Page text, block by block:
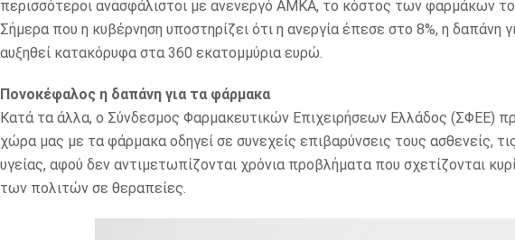
περισσότεροι ανασφάλιστοι με ανενεργό ΑΜΚΑ, το κόστος των φαρμάκων
Σήμερα που η κυβέρνηση υποστηρίζει ότι η ανεργία έπεσε στο 8%, η
αυξηθεί κατακόρυφα στα 360 εκατομμύρια ευρώ.
Πονοκέφαλος η δαπάνη για τα φάρμακα
Κατά τα άλλα, ο Σύνδεσμος Φαρμακευτικών Επιχειρήσεων Ελλάδος (ΣΦΕΕ)
χώρα μας με τα φάρμακα οδηγεί σε συνεχείς επιβαρύνσεις τους ασθενείς,
υγείας, αφού δεν αντιμετωπίζονται χρόνια προβλήματα που σχετίζονται
των πολιτών σε θεραπείες.